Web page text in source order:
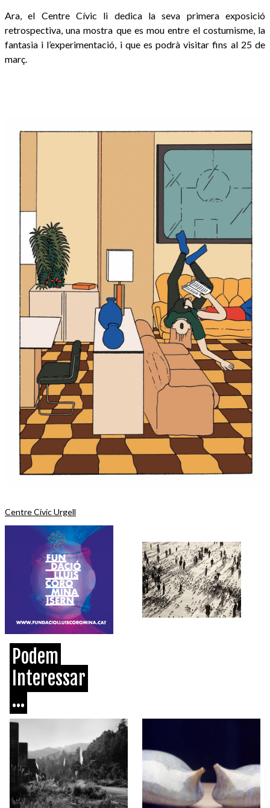
Ara, el Centre Cívic li dedica la seva primera exposició
retrospectiva, una mostra que es mou entre el costumisme, la
fantasia i l’experimentació, i que es podrà visitar fins al 25 de
març.
Centre Cívic Urgell
Podem
Interessar
...